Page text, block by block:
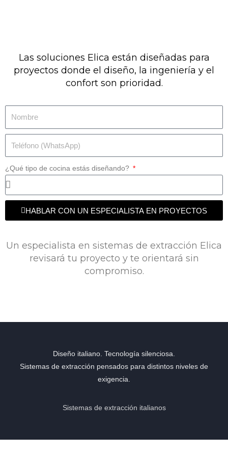
Las soluciones Elica están diseñadas para
proyectos donde el diseño, la ingeniería y el
confort son prioridad.
¿Qué tipo de cocina estás diseñando?
HABLAR CON UN ESPECIALISTA EN PROYECTOS
Un especialista en sistemas de extracción Elica
revisará tu proyecto y te orientará sin
compromiso.
Diseño italiano. Tecnología silenciosa.
Sistemas de extracción pensados para distintos niveles de
exigencia.
Sistemas de extracción italianos